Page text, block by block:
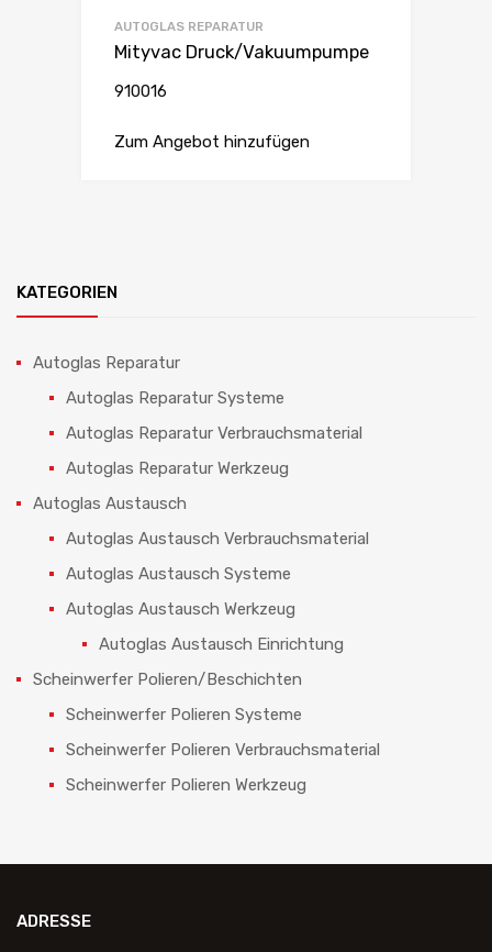
AUTOGLAS REPARATUR
Mityvac Druck/Vakuumpumpe
910016
Zum Angebot hinzufügen
KATEGORIEN
Autoglas Reparatur
Autoglas Reparatur Systeme
Autoglas Reparatur Verbrauchsmaterial
Autoglas Reparatur Werkzeug
Autoglas Austausch
Autoglas Austausch Verbrauchsmaterial
Autoglas Austausch Systeme
Autoglas Austausch Werkzeug
Autoglas Austausch Einrichtung
Scheinwerfer Polieren/Beschichten
Scheinwerfer Polieren Systeme
Scheinwerfer Polieren Verbrauchsmaterial
Scheinwerfer Polieren Werkzeug
ADRESSE